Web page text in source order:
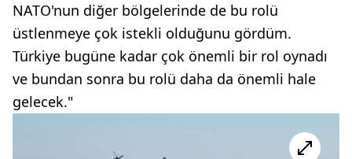
NATO'nun diğer bölgelerinde de bu rolü
üstlenmeye çok istekli olduğunu gördüm.
Türkiye bugüne kadar çok önemli bir rol oynadı
ve bundan sonra bu rolü daha da önemli hale
gelecek."